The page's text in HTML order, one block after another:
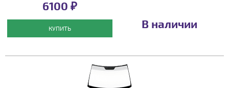
6100 ₽
КУПИТЬ В наличии